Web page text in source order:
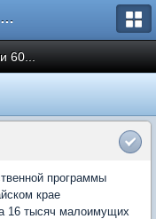
Форум Новостройки
60...
программы
крае
16 тысяч малоимущих